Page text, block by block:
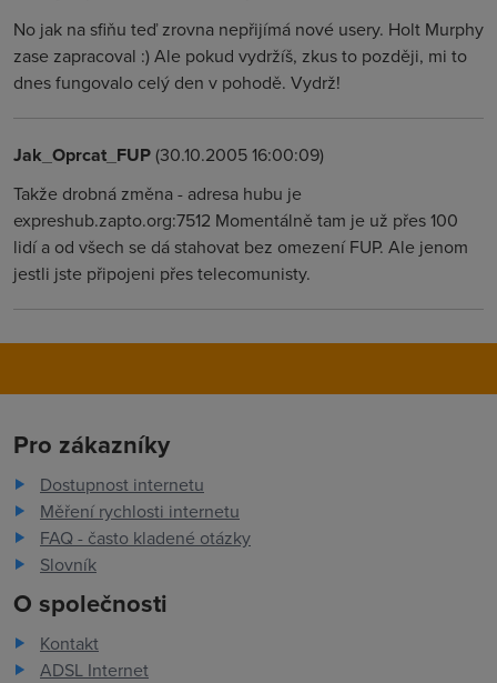
No jak na sfiňu teď zrovna nepřijímá nové usery. Holt Murphy
zase zapracoval :) Ale pokud vydržíš, zkus to později, mi to
dnes fungovalo celý den v pohodě. Vydrž!
Jak_Oprcat_FUP(30.10.2005 16:00:09)
Takže drobná změna - adresa hubu je
expreshub.zapto.org:7512 Momentálně tam je už přes 100
lidí a od všech se dá stahovat bez omezení FUP. Ale jenom
jestli jste připojeni přes telecomunisty.
Pro zákazníky
Dostupnost internetu
Měření rychlosti internetu
FAQ - často kladené otázky
Slovník
O společnosti
Kontakt
ADSL Internet